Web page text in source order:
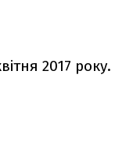
2017 року.